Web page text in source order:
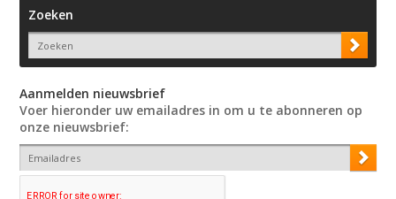
Zoeken
Aanmelden nieuwsbrief
Voer hieronder uw emailadres in om u te abonneren op
onze nieuwsbrief: